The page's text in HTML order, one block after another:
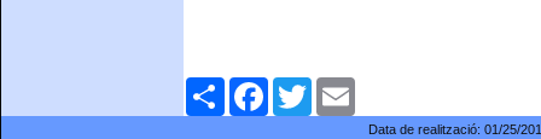
ComparteixFacebookTwitter
Data de realització: 01/25/